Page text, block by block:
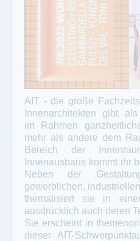
AIT - die große
Innenarchitekten gibt
im Rahmen
mehr als andere dem
Bereich der
Innenausbaus kommt ihr
Neben der
gewerblichen,
thematisiert sie in
ausdrücklich auch deren
Sie erscheint in
dieser AIT-